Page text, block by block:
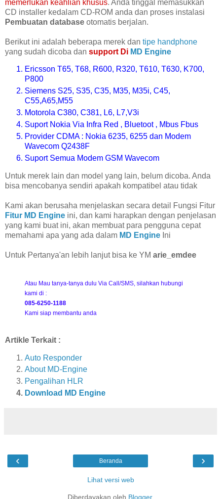
memerlukan keahlian khusus. Anda tinggal memasukkan
CD installer kedalam CD-ROM anda dan proses instalasi
Pembuatan database otomatis berjalan.
Berikut ini adalah beberapa merek dan tipe handphone
yang sudah dicoba dan support Di MD Engine
Ericsson T65, T68, R600, R320, T610, T630, K700,
P800
Siemens S25, S35, C35, M35, M35i, C45,
C55,A65,M55
Motorola C380, C381, L6, L7,V3i
Suport Nokia Via Infra Red , Bluetoot , Mbus Fbus
Provider CDMA : Nokia 6235, 6255 dan Modem
Wavecom Q2438F
Suport Semua Modem GSM Wavecom
Untuk merek lain dan model yang lain, belum dicoba. Anda
bisa mencobanya sendiri apakah kompatibel atau tidak
Kami akan berusaha menjelaskan secara detail Fungsi Fitur
Fitur MD Engine ini, dan kami harapkan dengan penjelasan
yang kami buat ini, akan membuat para pengguna cepat
memahami apa yang ada dalam MD Engine Ini
Untuk Pertanya'an lebih lanjut bisa ke YM arie_emdee
Atau Mau tanya-tanya dulu Via Call/SMS, silahkan hubungi
kami di :
085-6250-1188
Kami siap membantu anda
Artikle Terkait :
Auto Responder
About MD-Engine
Pengalihan HLR
Download MD Engine
‹ ›
Beranda
Lihat versi web
Diberdayakan oleh Blogger.